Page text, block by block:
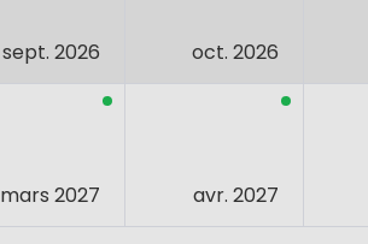
sept. 2026 oct. 2026
mars 2027 avr. 2027